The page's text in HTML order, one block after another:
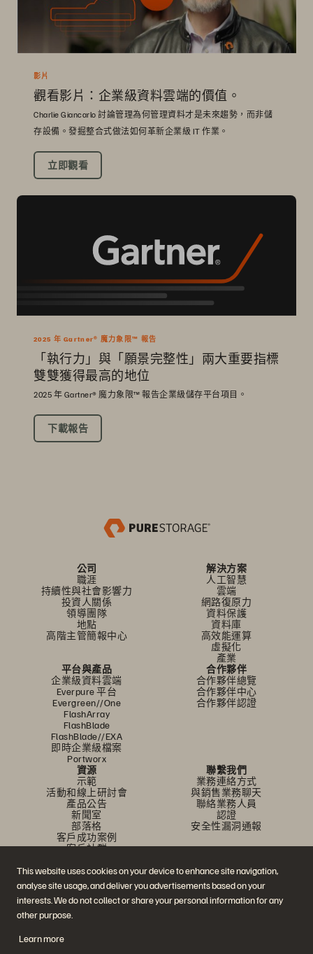
This website uses cookies on your device to enhance site navigation,
analyse site usage, and deliver you advertisements based on your
interests. We do not collect or share your personal information for any
other purpose.
Learn more
影片
觀看影片：企業級資料雲端的價值。
Charlie Giancarlo 討論管理為何管理資料才是未來趨勢，而非儲
存設備。發掘整合式做法如何革新企業級 IT 作業。
立即觀看
2025 年 Gartner® 魔力象限™ 報告
「執行力」與「願景完整性」兩大重要指標
雙雙獲得最高的地位
2025 年 Gartner® 魔力象限™ 報告企業級儲存平台項目。
下載報告
公司
職涯
持續性與社會影響力
投資人關係
領導團隊
地點
高階主管簡報中心
解決方案
人工智慧
雲端
網路復原力
資料保護
資料庫
高效能運算
虛擬化
產業
平台與產品
企業級資料雲端
Everpure 平台
Evergreen//One
FlashArray
FlashBlade
FlashBlade//EXA
即時企業級檔案
Portworx
合作夥伴
合作夥伴總覽
合作夥伴中心
合作夥伴認證
資源
示範
活動和線上研討會
產品公告
新聞室
部落格
客戶成功案例
客戶社群
聯繫我們
業務連絡方式
與銷售業務聊天
聯絡業務人員
認證
安全性漏洞通報
加入討論